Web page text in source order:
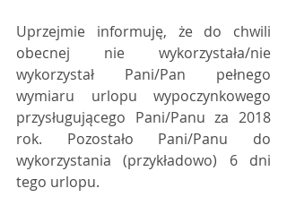
Uprzejmie informuję, że do chwili
obecnej nie wykorzystała/nie
wykorzystał Pani/Pan pełnego
wymiaru urlopu wypoczynkowego
przysługującego Pani/Panu za 2018
rok. Pozostało Pani/Panu do
wykorzystania (przykładowo) 6 dni
tego urlopu.